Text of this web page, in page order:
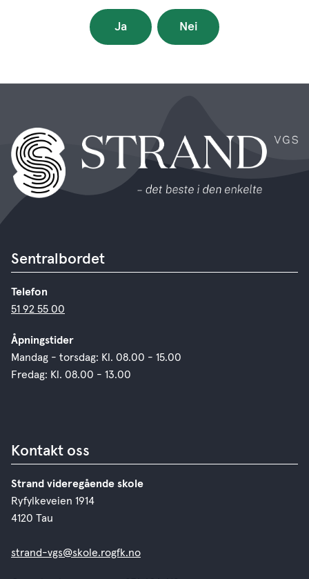
Ja Nei
Sentralbordet
Telefon
51 92 55 00
Åpningstider
Mandag - torsdag: Kl. 08.00 - 15.00
Fredag: Kl. 08.00 - 13.00
Kontakt oss
Strand videregående skole
Ryfylkeveien 1914
4120 Tau
strand-vgs@skole.rogfk.no